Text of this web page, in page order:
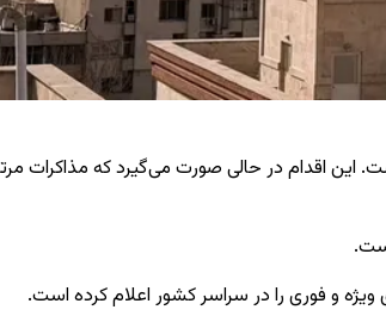
این اقدام در حالی صورت می‌گیرد که مذاکرات
ویژه و فوری را در سراسر کشور اعلام کرده است.